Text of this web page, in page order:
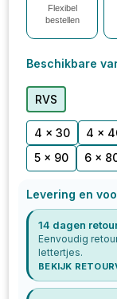
Flexibel
bestellen
Beschikbare
RVS
4 x 30 4 x
5 x 90
6 x
Levering en
14 dagen
Eenvoudig
lettertjes.
BEKIJK